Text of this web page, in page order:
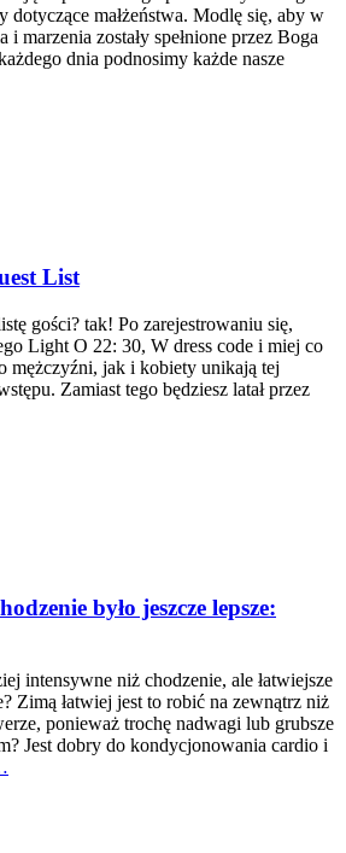
dotyczące małżeństwa. Modlę się, aby w
marzenia zostały spełnione przez Boga
dnia podnosimy każde nasze
List
gości? tak! Po zarejestrowaniu się,
Light O 22: 30, W dress code i miej co
mężczyźni, jak i kobiety unikają tej
Zamiast tego będziesz latał przez
było jeszcze lepsze:
intensywne niż chodzenie, ale łatwiejsze
Zimą łatwiej jest to robić na zewnątrz niż
ponieważ trochę nadwagi lub grubsze
Jest dobry do kondycjonowania cardio i